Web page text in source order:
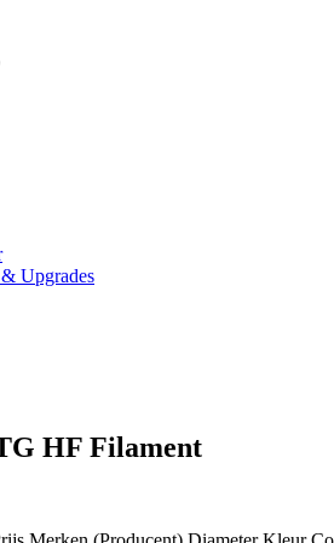
Upgrades
HF Filament